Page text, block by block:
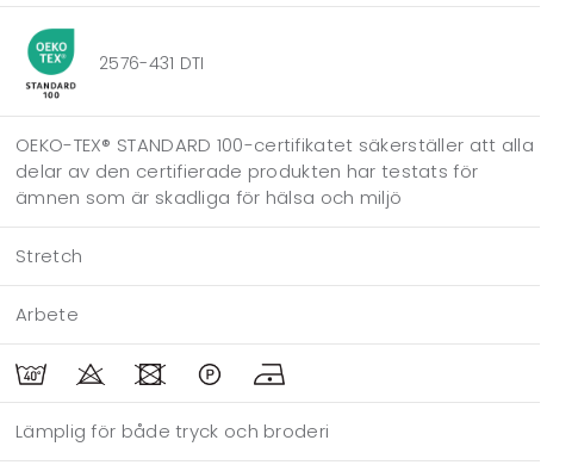
2576-431 DTI
OEKO-TEX® STANDARD 100-certifikatet säkerställer att alla
delar av den certifierade produkten har testats för
ämnen som är skadliga för hälsa och miljö
Stretch
Arbete
Lämplig för både tryck och broderi